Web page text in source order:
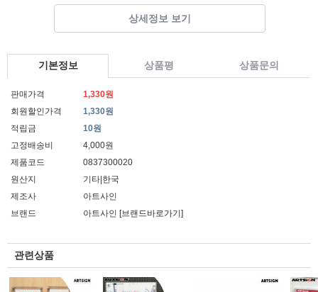
상세정보 보기
기본정보 상품평 상품문의
판매가격
1,330원
회원할인가격
1,330원
적립금
10원
고정배송비
4,000원
제품코드
0837300020
원산지
기타|한국
제조사
아트사인
브랜드
아트사인 [브랜드바로가기]
관련상품